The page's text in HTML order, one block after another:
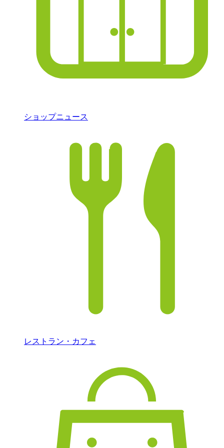
ショップニュース
レストラン・カフェ